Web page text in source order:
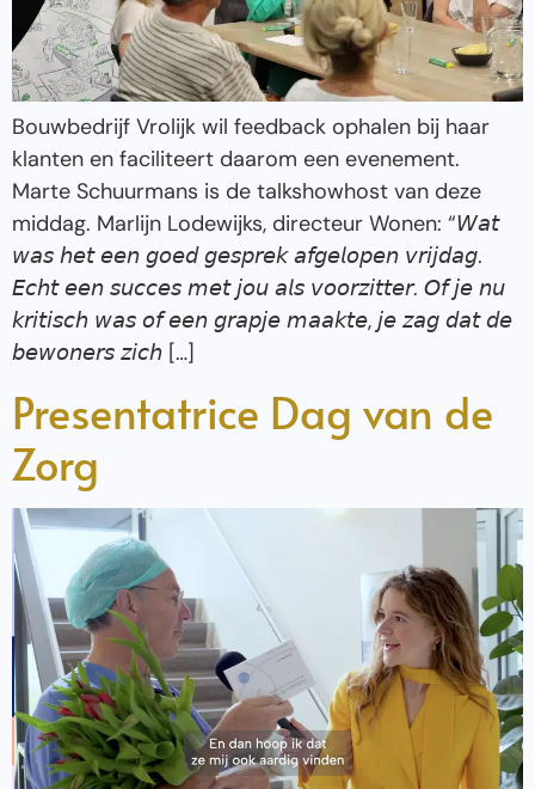
Bouwbedrijf Vrolijk wil feedback ophalen bij haar
klanten en faciliteert daarom een evenement.
Marte Schuurmans is de talkshowhost van deze
middag. Marlijn Lodewijks, directeur Wonen: “𝘞𝘢𝘵
𝘸𝘢𝘴 𝘩𝘦𝘵 𝘦𝘦𝘯 𝘨𝘰𝘦𝘥 𝘨𝘦𝘴𝘱𝘳𝘦𝘬 𝘢𝘧𝘨𝘦𝘭𝘰𝘱𝘦𝘯 𝘷𝘳𝘪𝘫𝘥𝘢𝘨.
𝘌𝘤𝘩𝘵 𝘦𝘦𝘯 𝘴𝘶𝘤𝘤𝘦𝘴 𝘮𝘦𝘵 𝘫𝘰𝘶 𝘢𝘭𝘴 𝘷𝘰𝘰𝘳𝘻𝘪𝘵𝘵𝘦𝘳. 𝘖𝘧 𝘫𝘦 𝘯𝘶
𝘬𝘳𝘪𝘵𝘪𝘴𝘤𝘩 𝘸𝘢𝘴 𝘰𝘧 𝘦𝘦𝘯 𝘨𝘳𝘢𝘱𝘫𝘦 𝘮𝘢𝘢𝘬𝘵𝘦, 𝘫𝘦 𝘻𝘢𝘨 𝘥𝘢𝘵 𝘥𝘦
𝘣𝘦𝘸𝘰𝘯𝘦𝘳𝘴 𝘻𝘪𝘤𝘩 […]
Presentatrice Dag van de
Zorg